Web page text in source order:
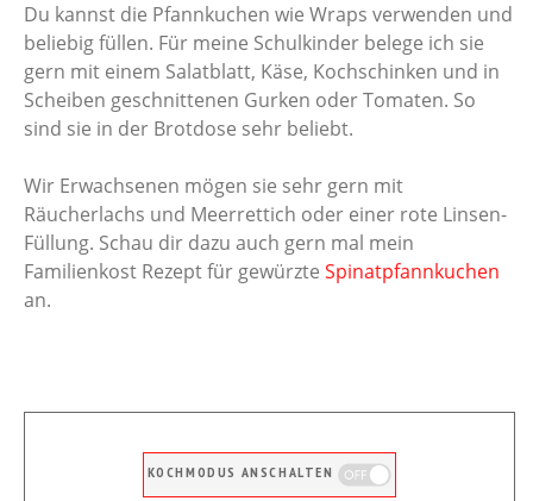
Du kannst die Pfannkuchen wie Wraps verwenden und
beliebig füllen. Für meine Schulkinder belege ich sie
gern mit einem Salatblatt, Käse, Kochschinken und in
Scheiben geschnittenen Gurken oder Tomaten. So
sind sie in der Brotdose sehr beliebt.
Wir Erwachsenen mögen sie sehr gern mit
Räucherlachs und Meerrettich oder einer rote Linsen-
Füllung. Schau dir dazu auch gern mal mein
Familienkost Rezept für gewürzte Spinatpfannkuchen
an.
KOCHMODUS ANSCHALTEN